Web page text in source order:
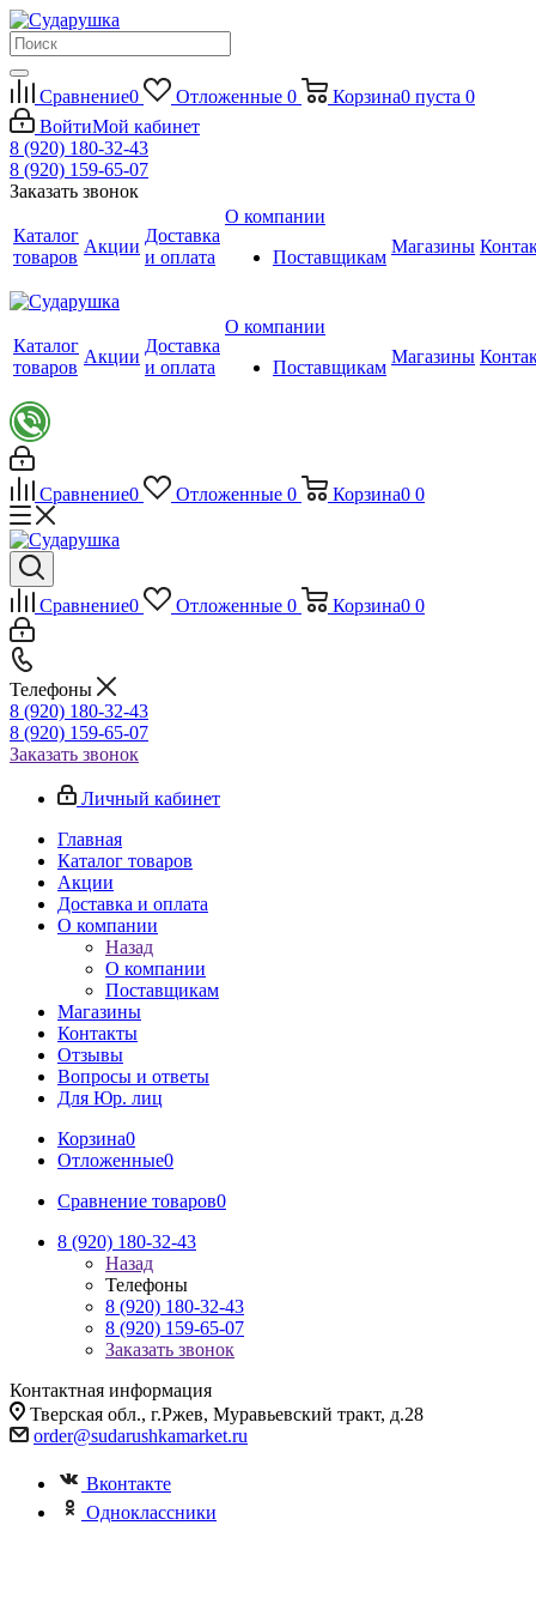
Сравнение0 Отложенные 0 Корзина0 пуста 0
ВойтиМой кабинет
8 (920) 180-32-43
8 (920) 159-65-07
Заказать звонок
Каталог
товаров
Акции
Доставка
и оплата
О компании
Поставщикам
Магазины
Каталог
товаров
Акции
Доставка
и оплата
О компании
Поставщикам
Магазины
Сравнение0 Отложенные 0 Корзина0 0
Сравнение0 Отложенные 0 Корзина0 0
Телефоны
8 (920) 180-32-43
8 (920) 159-65-07
Заказать звонок
Личный кабинет
Главная
Каталог товаров
Акции
Доставка и оплата
О компании
Назад
О компании
Поставщикам
Магазины
Контакты
Отзывы
Вопросы и ответы
Для Юр. лиц
Корзина0
Отложенные0
Сравнение товаров0
8 (920) 180-32-43
Назад
Телефоны
8 (920) 180-32-43
8 (920) 159-65-07
Заказать звонок
Контактная информация
Тверская обл., г.Ржев, Муравьевский тракт, д.28
order@sudarushkamarket.ru
Вконтакте
Одноклассники